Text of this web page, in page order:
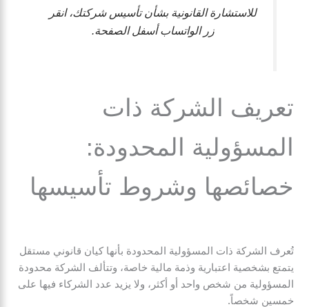
للاستشارة القانونية بشأن تأسيس شركتك، انقر
زر الواتساب أسفل الصفحة.
تعريف الشركة ذات
المسؤولية المحدودة:
خصائصها وشروط تأسيسها
تُعرف الشركة ذات المسؤولية المحدودة بأنها كيان قانوني مستقل
يتمتع بشخصية اعتبارية وذمة مالية خاصة، وتتألف الشركة محدودة
المسؤولية من شخص واحد أو أكثر، ولا يزيد عدد الشركاء فيها على
خمسين شخصاً.